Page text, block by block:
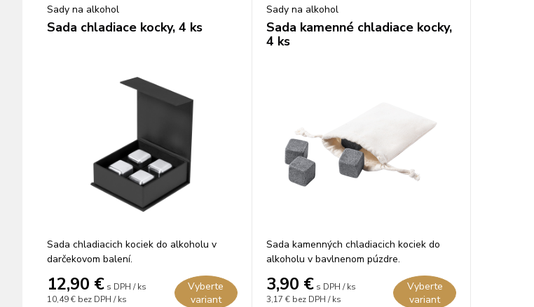
Sady na alkohol
Sada chladiace kocky, 4 ks
Sada chladiacich kociek do alkoholu v
darčekovom balení.
12,90 € s DPH / ks
10,49 € bez DPH / ks
Vyberte
variant
Sady na alkohol
Sada kamenné chladiace kocky,
4 ks
Sada kamenných chladiacich kociek do
alkoholu v bavlnenom púzdre.
3,90 € s DPH / ks
3,17 € bez DPH / ks
Vyberte
variant